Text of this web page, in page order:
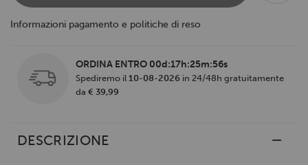
Informazioni pagamento e politiche di reso
ORDINA ENTRO 00d:17h:25m:56s
Spediremo il 10-08-2026 in 24/48h gratuitamente
da € 39,99
DESCRIZIONE